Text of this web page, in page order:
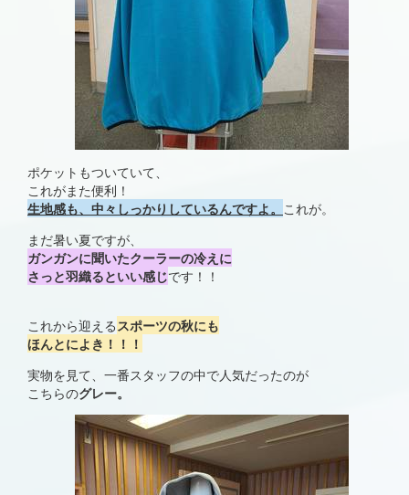
ポケットもついていて、
これがまた便利！
生地感も、中々しっかりしているんですよ。 これが。
まだ暑い夏ですが、
ガンガンに聞いたクーラーの冷えに
さっと羽織るといい感じです！！
これから迎えるスポーツの秋にも
ほんとによき！！！
実物を見て、一番スタッフの中で人気だったのが
こちらのグレー。